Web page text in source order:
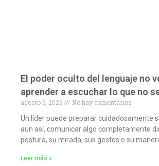
El poder oculto del lenguaje no
aprender a escuchar lo que no
agosto 6, 2026
No hay comentarios
Un líder puede preparar cuidadosamente
aun así, comunicar algo completamente
postura, su mirada, sus gestos o su
Leer más »